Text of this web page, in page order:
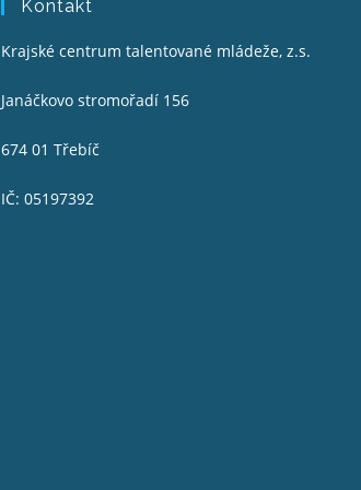
Kontakt
Krajské centrum talentované mládeže, z.s.
Janáčkovo stromořadí 156
674 01 Třebíč
IČ: 05197392